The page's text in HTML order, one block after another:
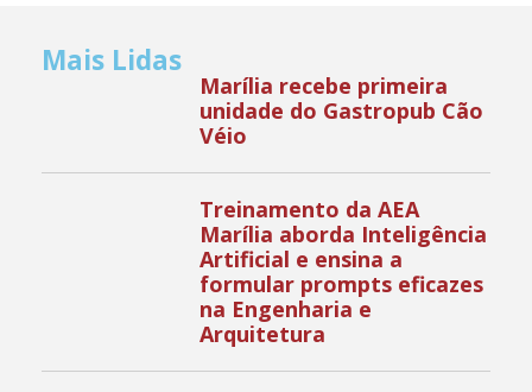
Mais Lidas
Marília recebe primeira
unidade do Gastropub Cão
Véio
Treinamento da AEA
Marília aborda Inteligência
Artificial e ensina a
formular prompts eficazes
na Engenharia e
Arquitetura